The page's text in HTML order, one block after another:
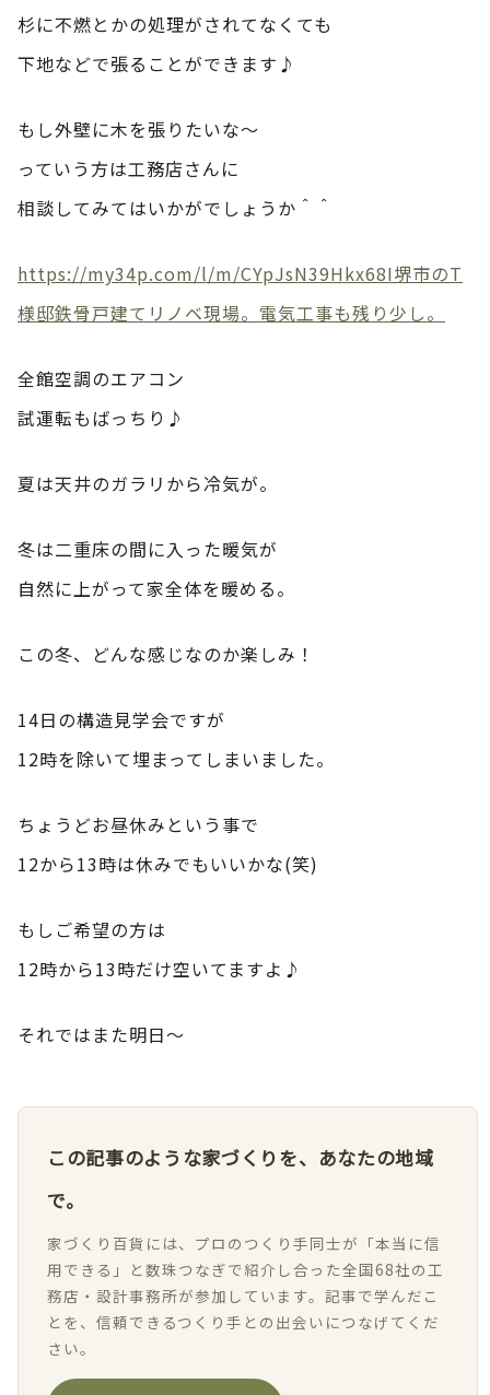
杉に不燃とかの処理がされてなくても
下地などで張ることができます♪
もし外壁に木を張りたいな～
っていう方は工務店さんに
相談してみてはいかがでしょうか＾＾
https://my34p.com/l/m/CYpJsN39Hkx68I堺市のT
様邸鉄骨戸建てリノベ現場。電気工事も残り少し。
全館空調のエアコン
試運転もばっちり♪
夏は天井のガラリから冷気が。
冬は二重床の間に入った暖気が
自然に上がって家全体を暖める。
この冬、どんな感じなのか楽しみ！
14日の構造見学会ですが
12時を除いて埋まってしまいました。
ちょうどお昼休みという事で
12から13時は休みでもいいかな(笑)
もしご希望の方は
12時から13時だけ空いてますよ♪
それではまた明日～
この記事のような家づくりを、あなたの地域
で。
家づくり百貨には、プロのつくり手同士が「本当に信
用できる」と数珠つなぎで紹介し合った全国68社の工
務店・設計事務所が参加しています。記事で学んだこ
とを、信頼できるつくり手との出会いにつなげてくだ
さい。